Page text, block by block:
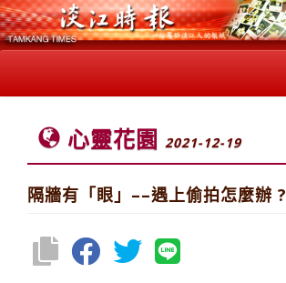
心靈花園 2021-12-19
隔牆有「眼」––遇上偷拍怎麼辦 ?